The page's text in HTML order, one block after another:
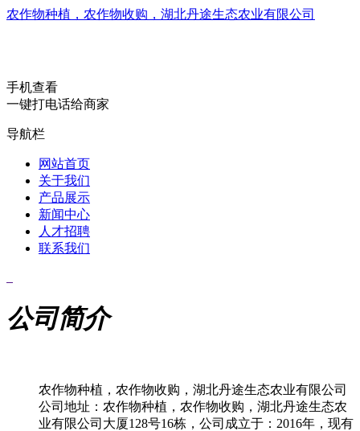
农作物种植，农作物收购，湖北丹途生态农业有限公司
手机查看
一键打电话给商家
导航栏
网站首页
关于我们
产品展示
新闻中心
人才招聘
联系我们
公司简介
农作物种植，农作物收购，湖北丹途生态农业有限公司
公司地址：农作物种植，农作物收购，湖北丹途生态农
业有限公司大厦128号16栋，公司成立于：2016年，现有